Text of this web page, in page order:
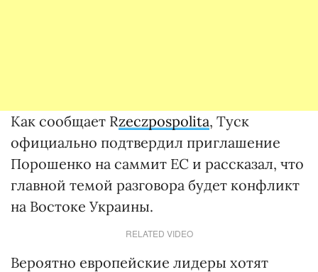
Как сообщает Rzeczpospolita, Туск
официально подтвердил приглашение
Порошенко на саммит ЕС и рассказал, что
главной темой разговора будет конфликт
на Востоке Украины.
RELATED VIDEO
Вероятно европейские лидеры хотят